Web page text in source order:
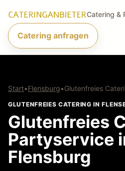
Catering anfragen
Start•Flensburg•Glutenfreies
GLUTENFREIES CATERING IN
Glutenfreies
Partyservice
Flensburg